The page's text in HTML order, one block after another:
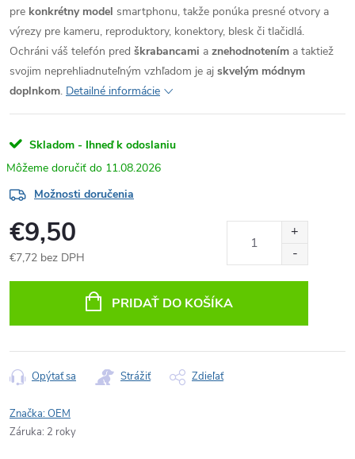
pre konkrétny model smartphonu, takže ponúka presné otvory a
výrezy pre kameru, reproduktory, konektory, blesk či tlačidlá.
Ochráni váš telefón pred škrabancami a znehodnotením a taktiež
svojim neprehliadnuteľným vzhľadom je aj skvelým módnym
doplnkom. Detailné informácie
Skladom - Ihneď k odoslaniu
11.08.2026
Možnosti doručenia
€9,50
€7,72 bez DPH
PRIDAŤ DO KOŠÍKA
Opýtať sa Strážiť Zdieľať
Značka:OEM
Záruka: 2 roky